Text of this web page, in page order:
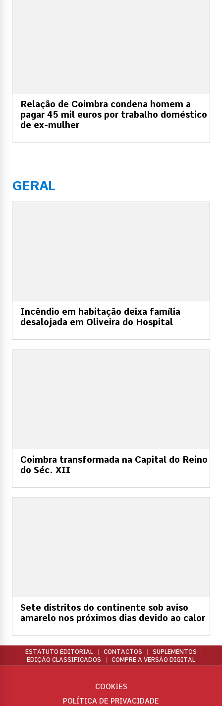
Relação de Coimbra condena homem a
pagar 45 mil euros por trabalho doméstico
de ex-mulher
GERAL
Incêndio em habitação deixa família
desalojada em Oliveira do Hospital
Coimbra transformada na Capital do Reino
do Séc. XII
Sete distritos do continente sob aviso
amarelo nos próximos dias devido ao calor
ESTATUTO EDITORIAL CONTACTOS
SUPLEMENTOS
EDIÇÃO CLASSIFICADOS
COMPRE A VERSÃO DIGITAL
COOKIES
POLÍTICA DE PRIVACIDADE